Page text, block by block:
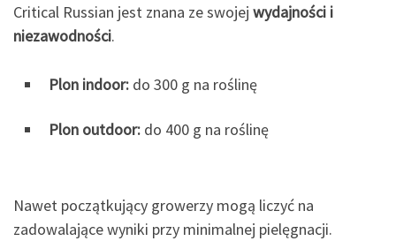
Critical Russian jest znana ze swojej wydajności i
niezawodności.
Plon indoor: do 300 g na roślinę
Plon outdoor: do 400 g na roślinę
Nawet początkujący growerzy mogą liczyć na
zadowalające wyniki przy minimalnej pielęgnacji.